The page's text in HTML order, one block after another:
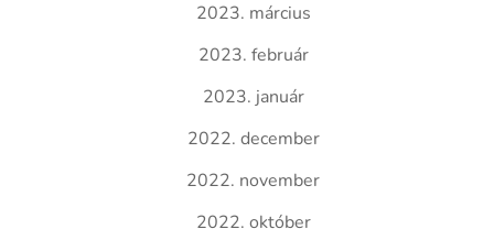
2023. március
2023. február
2023. január
2022. december
2022. november
2022. október